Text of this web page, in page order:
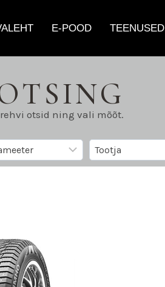
E-POOD TEENUSED
otsid ning vali mõõt.